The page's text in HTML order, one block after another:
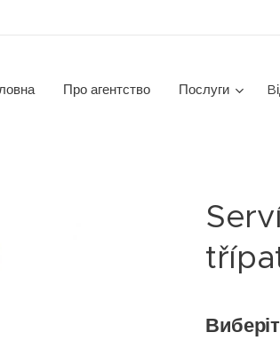
Про агентство Послуги